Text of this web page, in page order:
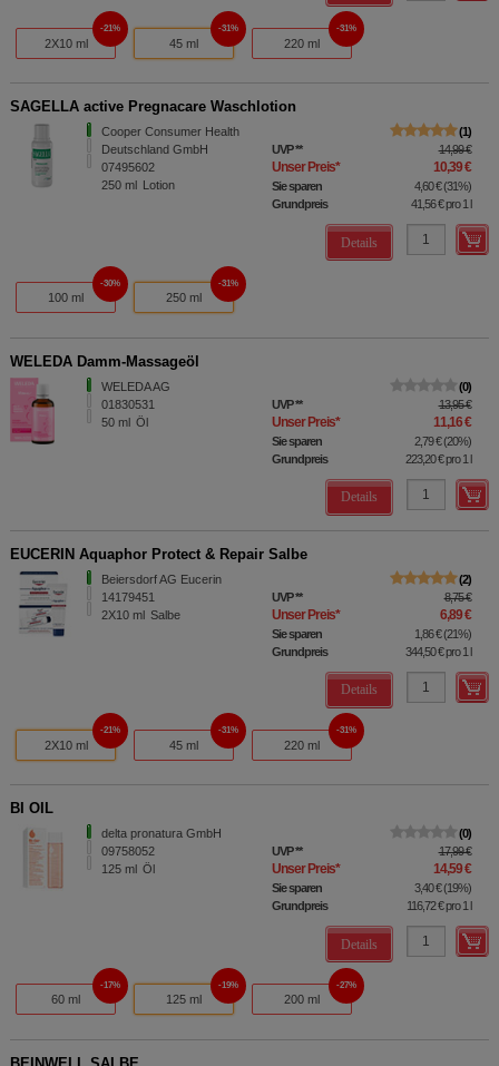
2X10 ml
21%
45 ml
31%
220 ml
31%
SAGELLA active Pregnacare Waschlotion
Cooper Consumer Health
Deutschland GmbH
07495602
250 ml Lotion
1
UVP** 14,99 €
Unser Preis* 10,39 €
Sie sparen 4,60 €(31%)
Grundpreis
41,56 €pro 1 l
Details
100 ml
30%
250 ml
31%
WELEDA Damm-Massageöl
WELEDA AG
01830531
50 ml Öl
0
UVP** 13,95 €
Unser Preis* 11,16 €
Sie sparen 2,79 €(20%)
Grundpreis
223,20 €pro 1 l
Details
EUCERIN Aquaphor Protect & Repair Salbe
Beiersdorf AG Eucerin
14179451
2X10 ml Salbe
2
UVP** 8,75 €
Unser Preis* 6,89 €
Sie sparen 1,86 €(21%)
Grundpreis
344,50 €pro 1 l
Details
2X10 ml
21%
45 ml
31%
220 ml
31%
BI OIL
delta pronatura GmbH
09758052
125 ml Öl
0
UVP** 17,99 €
Unser Preis* 14,59 €
Sie sparen 3,40 €(19%)
Grundpreis
116,72 €pro 1 l
Details
60 ml
17%
125 ml
19%
200 ml
27%